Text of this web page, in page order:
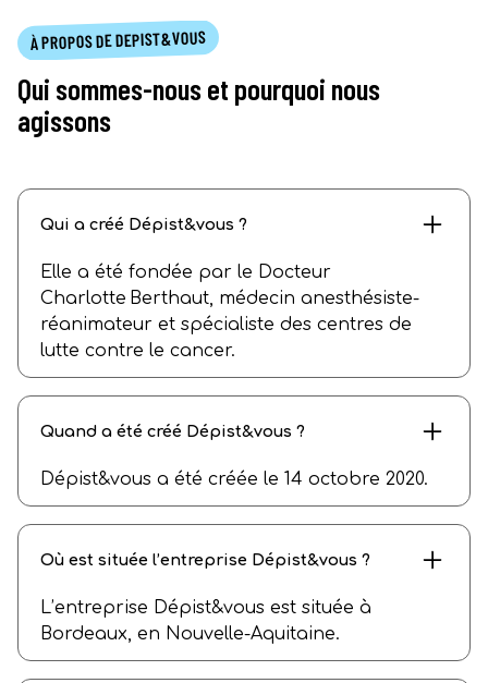
À PROPOS DE DEPIST&VOUS
Qui sommes-nous et pourquoi nous
agissons
Qui a créé Dépist&vous ?
Elle a été fondée par le Docteur
Charlotte Berthaut, médecin anesthésiste-
réanimateur et spécialiste des centres de
lutte contre le cancer.
Quand a été créé Dépist&vous ?
Dépist&vous a été créée le 14 octobre 2020.
Où est située l’entreprise Dépist&vous ?
L’entreprise Dépist&vous est située à
Bordeaux, en Nouvelle-Aquitaine.